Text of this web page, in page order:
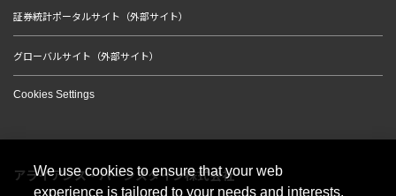
証券統計ポータルサイト（外部サイト）
グローバルサイト（外部サイト）
Cookies Settings
アライアンス・バーンスタイン株式会社
We use cookies to ensure that your web
experience is tailored to your needs and interests.